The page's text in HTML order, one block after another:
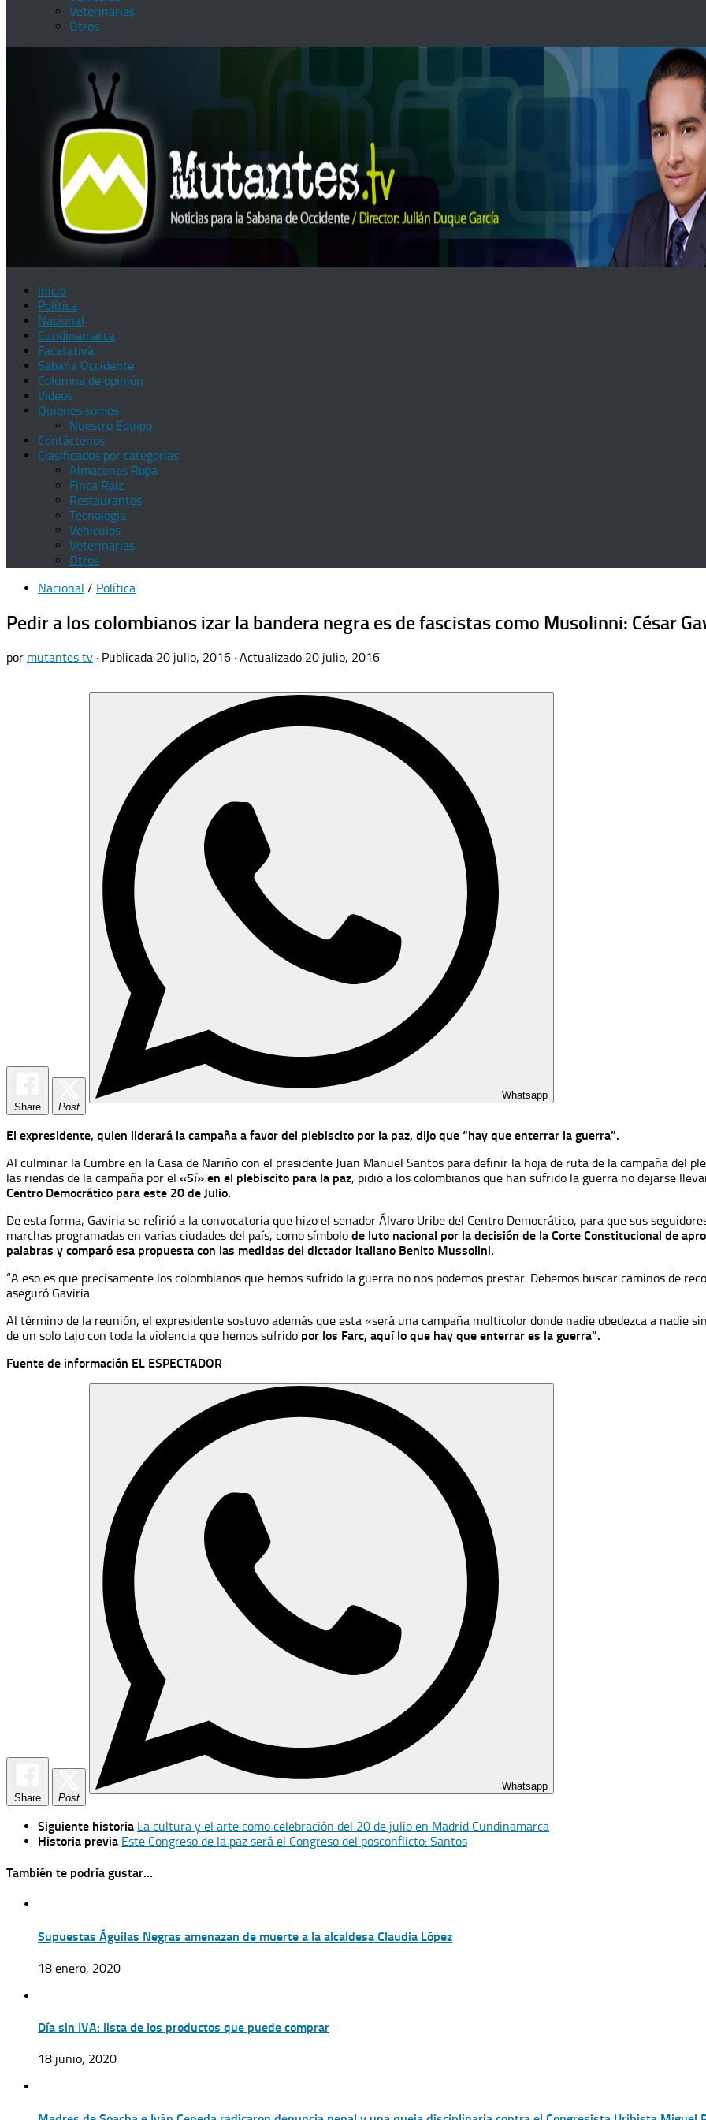
Veterinarias
Otros
Inicio
Política
Nacional
Cundinamarca
Facatativá
Sabana Occidente
Columna de opinión
Videos
Quienes somos
Nuestro Equipo
Contáctenos
Clasificados por categorias
Almacenes Ropa
Finca Raiz
Restaurantes
Tecnologia
Vehiculos
Veterinarias
Otros
Nacional / Política
Pedir a los colombianos izar la bandera negra es de fascistas como Musolinni: César
por mutantes tv · Publicada 20 julio, 2016 · Actualizado 20 julio, 2016
Share Post
Whatsapp
El expresidente, quien liderará la campaña a favor del plebiscito por la paz, dijo que “hay que enterrar la guerra”.
Al culminar la Cumbre en la Casa de Nariño con el presidente Juan Manuel Santos para definir la hoja de ruta de la campaña del
las riendas de la campaña por el «Sí» en el plebiscito para la paz, pidió a los colombianos que han sufrido la guerra no dejarse
Centro Democrático para este 20 de Julio.
De esta forma, Gaviria se refirió a la convocatoria que hizo el senador Álvaro Uribe del Centro Democrático, para que sus
marchas programadas en varias ciudades del país, como símbolo de luto nacional por la decisión de la Corte Constitucional de
palabras y comparó esa propuesta con las medidas del dictador italiano Benito Mussolini.
“A eso es que precisamente los colombianos que hemos sufrido la guerra no nos podemos prestar. Debemos buscar caminos de
aseguró Gaviria.
Al término de la reunión, el expresidente sostuvo además que esta «será una campaña multicolor donde nadie obedezca a nadie
de un solo tajo con toda la violencia que hemos sufrido por los Farc, aquí lo que hay que enterrar es la guerra”.
Fuente de información EL ESPECTADOR
Share Post
Whatsapp
Siguiente historia La cultura y el arte como celebración del 20 de julio en Madrid Cundinamarca
Historia previa Este Congreso de la paz será el Congreso del posconflicto: Santos
También te podría gustar...
Supuestas Águilas Negras amenazan de muerte a la alcaldesa Claudia López
18 enero, 2020
Día sin IVA: lista de los productos que puede comprar
18 junio, 2020